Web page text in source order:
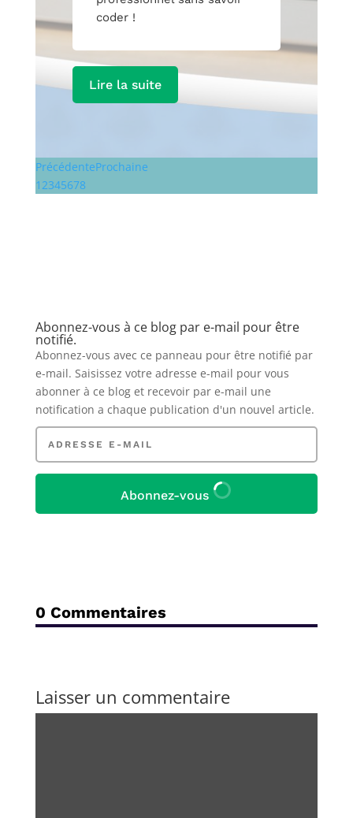
coder !
Lire la suite
PrécédenteProchaine
1 2345678
Abonnez-vous à ce blog par e-mail pour être
notifié.
Abonnez-vous avec ce panneau pour être notifié par
e-mail. Saisissez votre adresse e-mail pour vous
abonner à ce blog et recevoir par e-mail une
notification a chaque publication d'un nouvel article.
Adresse
mail
Abonnez-vous
0 Commentaires
Laisser un commentaire